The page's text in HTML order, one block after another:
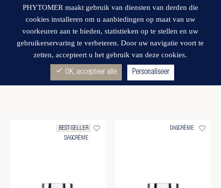
Wishlist
DAG- & NACHTCRÈME(3)
BEST-SELLER
DAGCRÈME
favorite_border DAGCRÈME favorite_border
PHYTOMER maakt gebruik van diensten van derden die
cookies installeren om u aanbiedingen op maat van uw
voorkeuren aan te bieden, statistieken op te stellen en uw
gebruikerservaring te verbeteren. Door uw navigatie voort te
zetten, accepteert u het gebruik van deze cookies.
check OK, accepteer alle Personaliseer